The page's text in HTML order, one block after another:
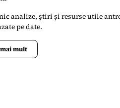
analize, știri și resurse utile
pe date.
mult